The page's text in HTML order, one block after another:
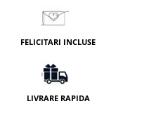
FELICITARI INCLUSE
LIVRARE RAPIDA